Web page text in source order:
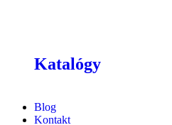
Katalógy
Blog
Kontakt